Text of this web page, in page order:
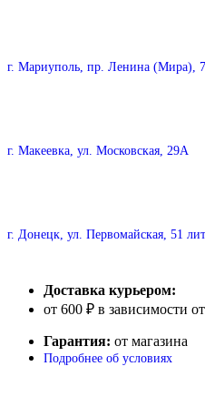
г. Мариуполь, пр. Ленина (Мира),
г. Макеевка, ул. Московская, 29А
г. Донецк, ул. Первомайская, 51
Доставка курьером:
от 600 ₽ в зависимости
Гарантия: от магазина
Подробнее об условиях